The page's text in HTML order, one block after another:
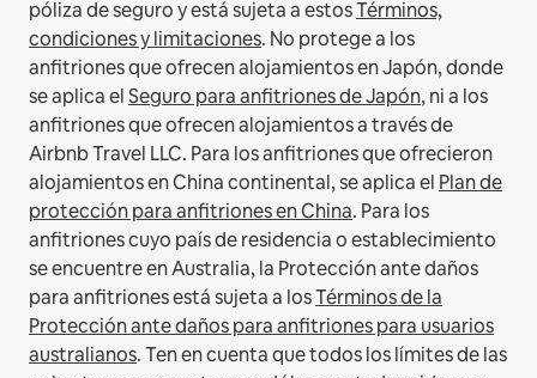
póliza de seguro y está sujeta a estosTérminos,
condiciones y limitaciones. No protege a los
anfitriones que ofrecen alojamientos en Japón, donde
se aplica elSeguro para anfitriones de Japón, ni a los
anfitriones que ofrecen alojamientos a través de
Airbnb Travel LLC. Para los anfitriones que ofrecieron
alojamientos en China continental, se aplica el Plan de
protección para anfitriones en China. Para los
anfitriones cuyo país de residencia o establecimiento
se encuentre en Australia, la Protección ante daños
para anfitriones está sujeta a losTérminos de la
Protección ante daños para anfitriones para usuarios
australianos. Ten en cuenta que todos los límites de las